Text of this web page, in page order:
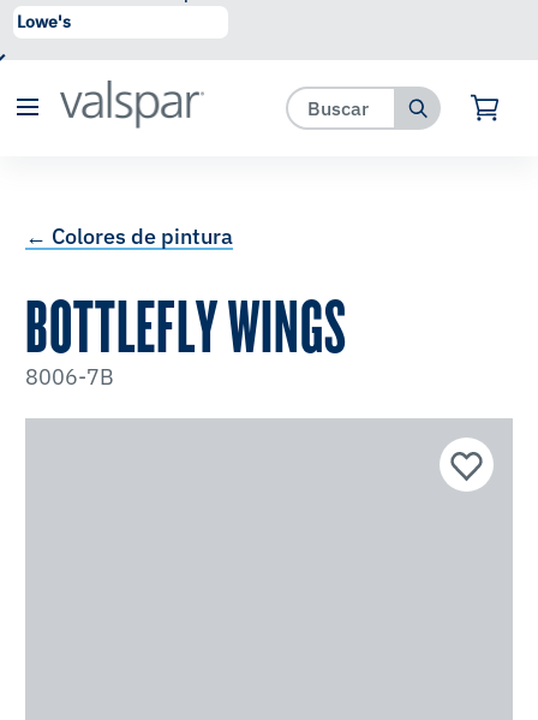
se ha agregado a favoritos.
← Colores de pintura
BOTTLEFLY WINGS
8006-7B